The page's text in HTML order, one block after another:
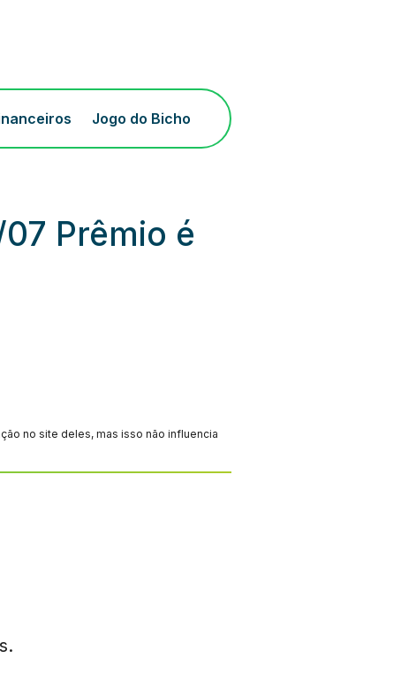
Jogo do Bicho
Prêmio é
no site deles, mas isso não influencia